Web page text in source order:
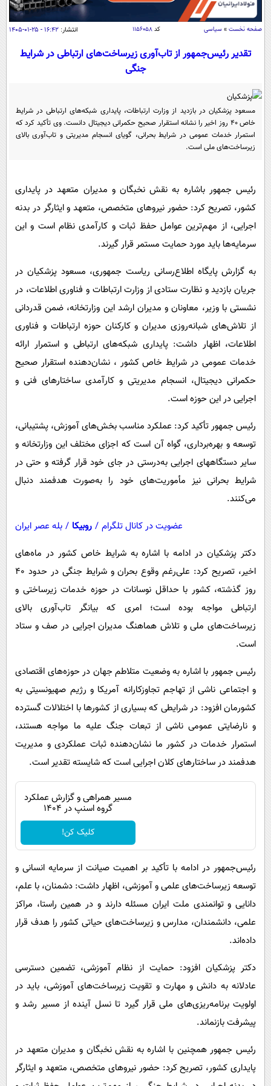
سیاسی
اقتصاد
خودرو
اجتماعی
سلامت
یک برش دانایی
ورزشی
سیاست خارجی
فرهنگ و هنر
علم و دانش
اخبار کریپتو
سرگرمی
باشگاه مغز
مجله تصویری سلاح
فیلم
اقتصاد
ورزش
سرگرمی
گوناگون
حوادث
محیط زیست
حیات وحش
عصر ایران 2
خواندنی ها و دیدنی ها
پیامک
روانشناسی
آشپزی
دانلود
آموزش زبان
صفحه نخست » سیاسی کد۱۱۵۶۰۵۸ انتشار: ۱۶:۴۲ - ۲۵-۰۱-۱۴۰۵
تقدیر رئیس‌جمهور از تاب‌آوری زیرساخت‌های ارتباطی در شرایط
جنگی
مسعود پزشکیان در بازدید از وزارت ارتباطات، پایداری شبکه‌های ارتباطی در شرایط
خاص ۴۰ روز اخیر را نشانه استقرار صحیح حکمرانی دیجیتال دانست. وی تأکید کرد که
استمرار خدمات عمومی در شرایط بحرانی، گویای انسجام مدیریتی و تاب‌آوری بالای
زیرساخت‌های ملی است.
رئیس جمهور باشاره به نقش نخبگان و مدیران متعهد در پایداری
کشور، تصریح کرد: حضور نیروهای متخصص، متعهد و ایثارگر در بدنه
اجرایی، از مهم‌ترین عوامل حفظ ثبات و کارآمدی نظام است و این
سرمایه‌ها باید مورد حمایت مستمر قرار گیرند.
به گزارش پایگاه اطلا‌ع‌رسانی ریاست جمهوری، مسعود پزشکیان در
جریان بازدید و نظارت ستادی از وزارت ارتباطات و فناوری اطلاعات، در
نشستی با وزیر، معاونان و مدیران ارشد این وزارتخانه، ضمن قدردانی
از تلاش‌های شبانه‌روزی مدیران و کارکنان حوزه ارتباطات و فناوری
اطلاعات، اظهار داشت: پایداری شبکه‌های ارتباطی و استمرار ارائه
خدمات عمومی در شرایط خاص کشور ، نشان‌دهنده استقرار صحیح
حکمرانی دیجیتال، انسجام مدیریتی و کارآمدی ساختارهای فنی و
اجرایی در این حوزه است.
رئیس جمهور تأکید کرد: عملکرد مناسب بخش‌های آموزش، پشتیبانی،
توسعه و بهره‌برداری، گواه آن است که اجزای مختلف این وزارتخانه و
سایر دستگاههای اجرایی به‌درستی در جای خود قرار گرفته و حتی در
شرایط بحرانی نیز مأموریت‌های خود را به‌صورت هدفمند دنبال
می‌کنند.
عضویت در کانال تلگرام / روبیکا / بله عصر ایران
دکتر پزشکیان در ادامه با اشاره به شرایط خاص کشور در ماه‌های
اخیر، تصریح کرد: علی‌رغم وقوع بحران‌ و شرایط جنگی در حدود ۴۰
روز گذشته، کشور با حداقل نوسانات در حوزه خدمات زیرساختی و
ارتباطی مواجه بوده است؛ امری که بیانگر تاب‌آوری بالای
زیرساخت‌های ملی و تلاش هماهنگ مدیران اجرایی در صف و ستاد
است.
رئیس جمهور با اشاره به وضعیت متلاطم جهان در حوزه‌های اقتصادی
و اجتماعی ناشی از تهاجم تجاوزکارانه آمریکا و رژیم صهیونسیتی به
کشورمان افزود: در شرایطی که بسیاری از کشورها با اختلالات گسترده
و نارضایتی عمومی ناشی از تبعات جنگ علیه ما مواجه هستند،
استمرار خدمات در کشور ما نشان‌دهنده ثبات عملکردی و مدیریت
هدفمند در ساختارهای کلان اجرایی است که شایسته تقدیر است.
مسیر همراهی و گزارش عملکرد
گروه اسنپ در ۱۴۰۴
کلیک کن!
رئیس‌جمهور در ادامه با تأکید بر اهمیت صیانت از سرمایه انسانی و
توسعه زیرساخت‌های علمی و آموزشی، اظهار داشت: دشمنان، با علم،
دانایی و توانمندی ملت ایران مسئله دارند و در همین راستا، مراکز
علمی، دانشمندان، مدارس و زیرساخت‌های حیاتی کشور را هدف قرار
داده‌اند.
دکتر پزشکیان افزود: حمایت از نظام آموزشی، تضمین دسترسی
عادلانه به دانش و مهارت و تقویت زیرساخت‌های آموزشی، باید در
اولویت برنامه‌ریزی‌های ملی قرار گیرد تا نسل آینده از مسیر رشد و
پیشرفت بازنماند.
رئیس جمهور همچنین با اشاره به نقش نخبگان و مدیران متعهد در
پایداری کشور، تصریح کرد: حضور نیروهای متخصص، متعهد و ایثارگر